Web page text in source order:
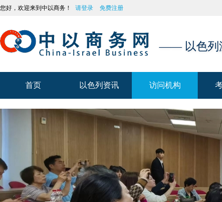
您好，欢迎来到中以商务！ 请登录 免费注册
—— 以色列
首页 以色列资讯
以色列资讯
访问机构
访问机构